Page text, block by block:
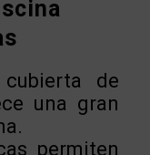
de
una gran
permiten